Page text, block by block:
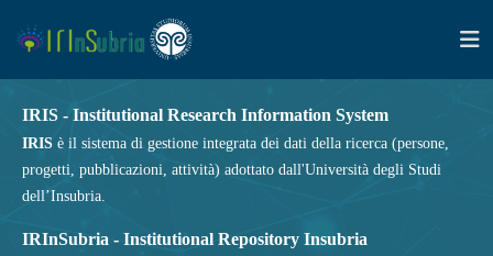
IRIS - Institutional Research Information System
IRIS è il sistema di gestione integrata dei dati della ricerca (persone,
progetti, pubblicazioni, attività) adottato dall'Università degli Studi
dell’Insubria.
IRInSubria - Institutional Repository Insubria